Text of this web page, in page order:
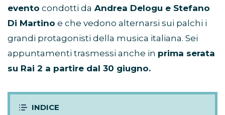
evento condotti da Andrea Delogu e Stefano
Di Martino e che vedono alternarsi sui palchi i
grandi protagonisti della musica italiana. Sei
appuntamenti trasmessi anche in prima serata
su Rai 2 a partire dal 30 giugno.